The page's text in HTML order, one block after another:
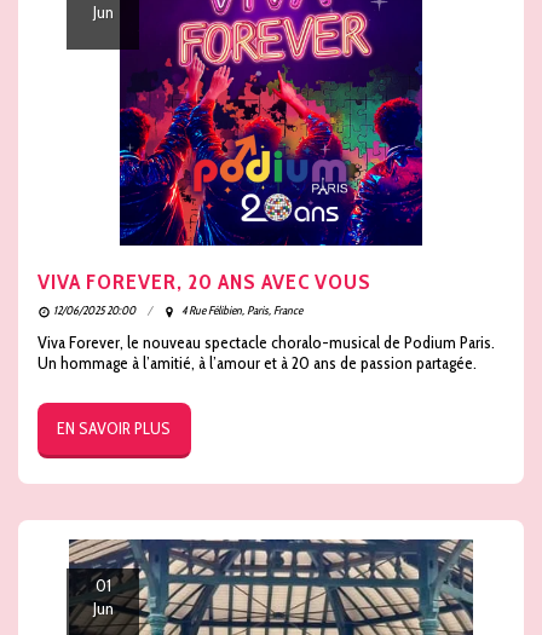
Jun
VIVA FOREVER, 20 ANS AVEC VOUS
12/06/2025 20:00 4 Rue Félibien, Paris, France
Viva Forever, le nouveau spectacle choralo-musical de Podium Paris.
Un hommage à l’amitié, à l’amour et à 20 ans de passion partagée.
EN SAVOIR PLUS
01
Jun